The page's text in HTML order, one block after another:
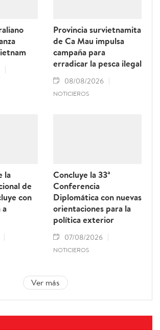
Provincia survietnamita
de Ca Mau impulsa
campaña para
erradicar la pesca ilegal
08/08/2026
NOTICIEROS
la
de
con
a
Concluye la 33ª
Conferencia
Diplomática con nuevas
orientaciones para la
política exterior
07/08/2026
NOTICIEROS
Ver más